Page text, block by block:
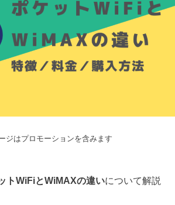
ジはプロモーションを含みます
トWiFiとWiMAXの違いについて解説